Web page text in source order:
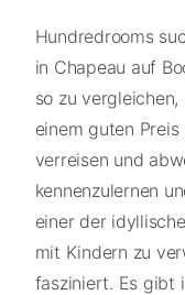
Hundredrooms
in Chapeau auf
so zu
einem guten
verreisen und
kennenzulernen
einer der
mit Kindern zu
fasziniert. Es gibt